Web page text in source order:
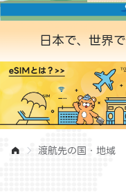
日本で、世界
渡航先の国・地域